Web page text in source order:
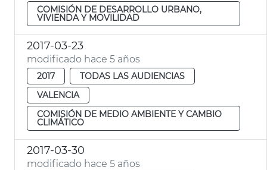
COMISIÓN DE DESARROLLO URBANO,
VIVIENDA Y MOVILIDAD
2017-03-23
modificado hace 5 años
2017
TODAS LAS AUDIENCIAS
VALENCIA
COMISIÓN DE MEDIO AMBIENTE Y CAMBIO
CLIMÁTICO
2017-03-30
modificado hace 5 años